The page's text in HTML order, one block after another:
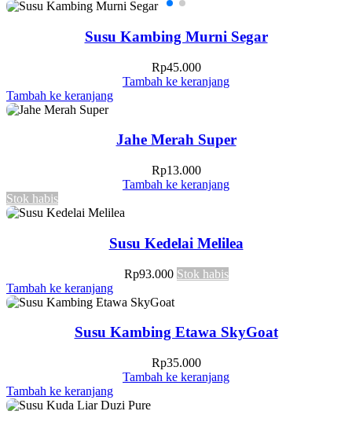
Susu Kambing Murni Segar
Rp45.000
Tambah ke keranjang
Tambah ke keranjang
Jahe Merah Super
Rp13.000
Tambah ke keranjang
Stok habis
Susu Kedelai Melilea
Rp93.000 Stok habis
Tambah ke keranjang
Susu Kambing Etawa SkyGoat
Rp35.000
Tambah ke keranjang
Tambah ke keranjang